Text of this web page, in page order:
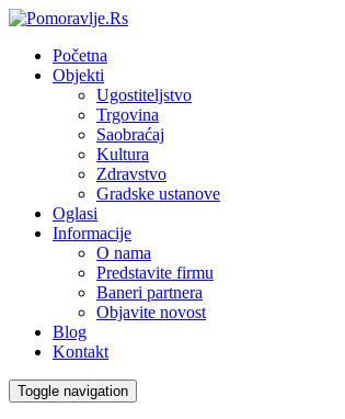
Početna
Objekti
Ugostiteljstvo
Trgovina
Saobraćaj
Kultura
Zdravstvo
Gradske ustanove
Oglasi
Informacije
O nama
Predstavite firmu
Baneri partnera
Objavite novost
Blog
Kontakt
Toggle navigation